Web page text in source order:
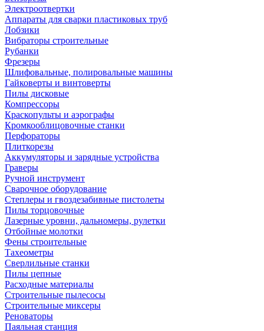
Электроотвертки
Аппараты для сварки пластиковых труб
Лобзики
Вибраторы строительные
Рубанки
Фрезеры
Шлифовальные, полировальные машины
Гайковерты и винтоверты
Пилы дисковые
Компрессоры
Краскопульты и аэрографы
Кромкооблицовочные станки
Перфораторы
Плиткорезы
Аккумуляторы и зарядные устройства
Граверы
Ручной инструмент
Сварочное оборудование
Степлеры и гвоздезабивные пистолеты
Пилы торцовочные
Лазерные уровни, дальномеры, рулетки
Отбойные молотки
Фены строительные
Тахеометры
Сверлильные станки
Пилы цепные
Расходные материалы
Строительные пылесосы
Строительные миксеры
Реноваторы
Паяльная станция